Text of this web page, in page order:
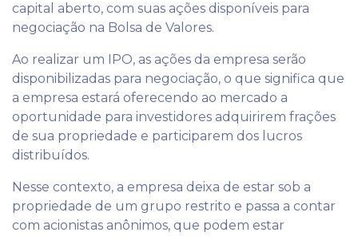
capital aberto, com suas ações disponíveis para
negociação na Bolsa de Valores.
Ao realizar um IPO, as ações da empresa serão
disponibilizadas para negociação, o que significa que
a empresa estará oferecendo ao mercado a
oportunidade para investidores adquirirem frações
de sua propriedade e participarem dos lucros
distribuídos.
Nesse contexto, a empresa deixa de estar sob a
propriedade de um grupo restrito e passa a contar
com acionistas anônimos, que podem estar